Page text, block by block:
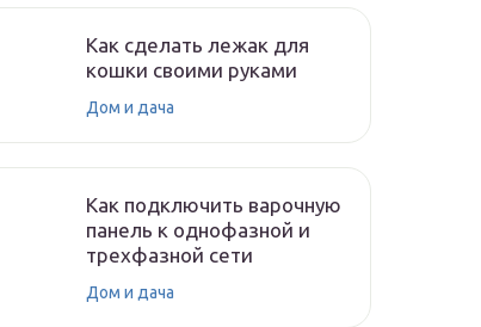
Как сделать лежак для
кошки своими руками
Дом и дача
Как подключить варочную
панель к однофазной и
трехфазной сети
Дом и дача